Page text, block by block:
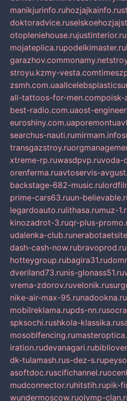
manikjurinfo.ruhozjajkainfo.ru
doktoradvice.ru
otopleniehouse.rujustinterior.ru
mojateplica.rupodelkimaster.ru
garazhov.commonamy.net
stroyu.kzmy-vesta.com
zsmh.com.ua
all-tattoos-for-men.compoisk-
best-radio.com.uaost-
euroshiny.com.ua
searchus-nauti.rumirmam.info
transgazstroy.ru
xtreme-rp.ruwasdpvp.ruvoda-
orenferma.ruavtoservis-
backstage-682-music.ru
prime-cars63.ruun-
legardoauto.rulithasa.rumuz-
kinozadrot-3.ruqr-plus-
udalenka-club.ru
dash-cash-now.rubravoprod.ru
hotteygroup.rubagira31.ru
dveriland73.runis-glonass51.ru
vrema-zdorov.ruvelonik.ru
nike-air-max-95.runadookna.ru
mobilreklama.rupds-nn.ru
spksochi.rushkola-klassika.ru
mosoblfencing.ru
iration.rudevanagari.ru
dk-tulamash.rus-dez-s.ru
asoftdoc.ruscifichannel.ru
mudconnector.ruhitstih.rupik-
wundermoscow.ruolymp-